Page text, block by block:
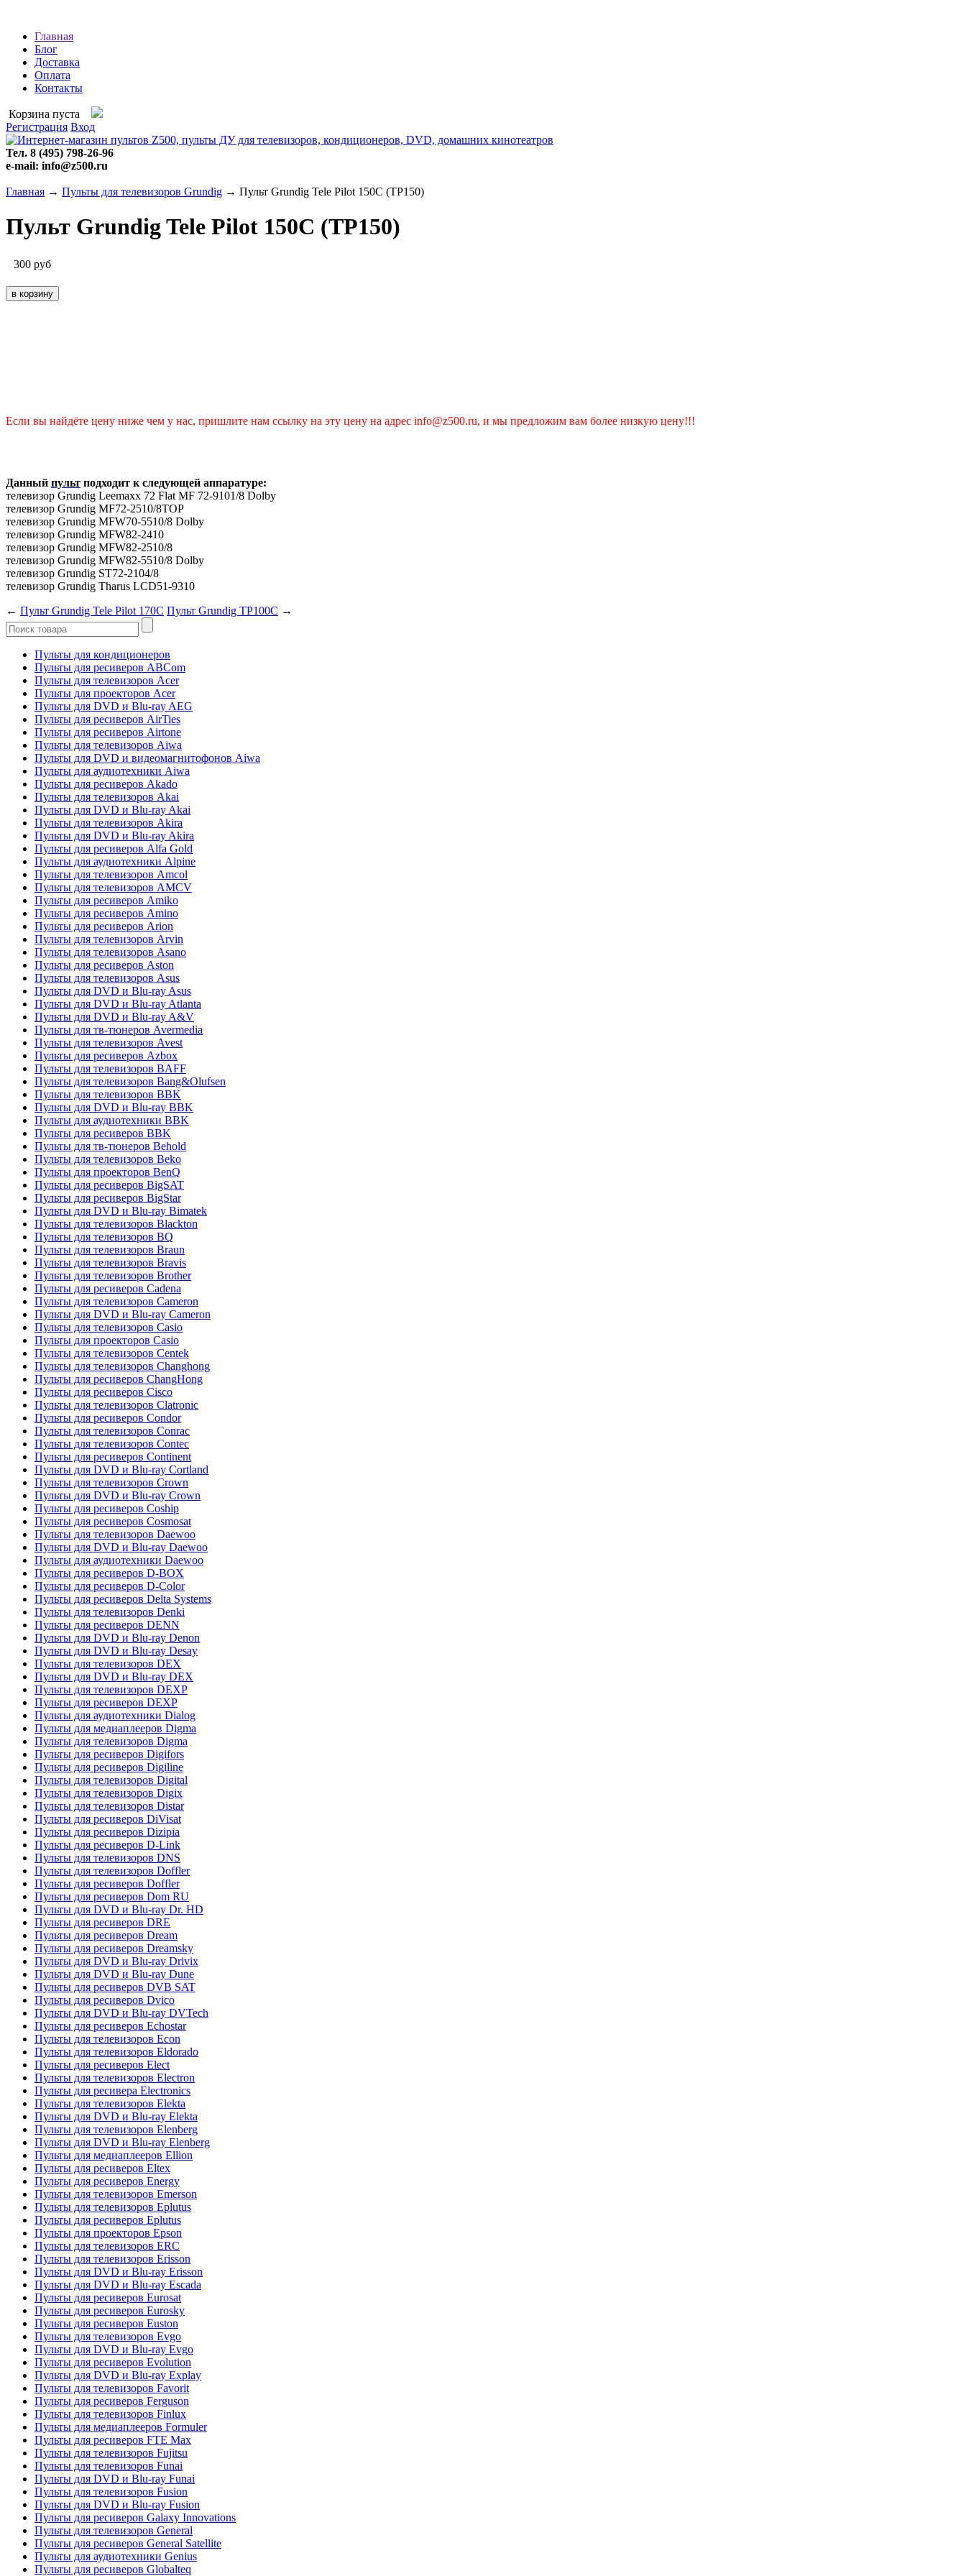
Главная
Блог
Доставка
Оплата
Контакты
Корзина пуста
Регистрация Вход
Тел. 8 (495) 798-26-96
e-mail: info@z500.ru
Главная → Пульты для телевизоров Grundig → Пульт Grundig Tele Pilot 150C (TP150)
Пульт Grundig Tele Pilot 150C (TP150)
300 руб
Если вы найдёте цену ниже чем у нас, пришлите нам ссылку на эту цену на адрес info@z500.ru, и мы предложим вам более низкую цену!!!
Данный пульт подходит к следующей аппаратуре:
телевизор Grundig Leemaxx 72 Flat MF 72-9101/8 Dolby
телевизор Grundig MF72-2510/8TOP
телевизор Grundig MFW70-5510/8 Dolby
телевизор Grundig MFW82-2410
телевизор Grundig MFW82-2510/8
телевизор Grundig MFW82-5510/8 Dolby
телевизор Grundig ST72-2104/8
телевизор Grundig Tharus LCD51-9310
← Пульт Grundig Tele Pilot 170C Пульт Grundig TP100C →
Пульты для кондиционеров
Пульты для ресиверов ABCom
Пульты для телевизоров Acer
Пульты для проекторов Acer
Пульты для DVD и Blu-ray AEG
Пульты для ресиверов AirTies
Пульты для ресиверов Airtone
Пульты для телевизоров Aiwa
Пульты для DVD и видеомагнитофонов Aiwa
Пульты для аудиотехники Aiwa
Пульты для ресиверов Akado
Пульты для телевизоров Akai
Пульты для DVD и Blu-ray Akai
Пульты для телевизоров Akira
Пульты для DVD и Blu-ray Akira
Пульты для ресиверов Alfa Gold
Пульты для аудиотехники Alpine
Пульты для телевизоров Amcol
Пульты для телевизоров AMCV
Пульты для ресиверов Amiko
Пульты для ресиверов Amino
Пульты для ресиверов Arion
Пульты для телевизоров Arvin
Пульты для телевизоров Asano
Пульты для ресиверов Aston
Пульты для телевизоров Asus
Пульты для DVD и Blu-ray Asus
Пульты для DVD и Blu-ray Atlanta
Пульты для DVD и Blu-ray A&V
Пульты для тв-тюнеров Avermedia
Пульты для телевизоров Avest
Пульты для ресиверов Azbox
Пульты для телевизоров BAFF
Пульты для телевизоров Bang&Olufsen
Пульты для телевизоров BBK
Пульты для DVD и Blu-ray BBK
Пульты для аудиотехники BBK
Пульты для ресиверов BBK
Пульты для тв-тюнеров Behold
Пульты для телевизоров Beko
Пульты для проекторов BenQ
Пульты для ресиверов BigSAT
Пульты для ресиверов BigStar
Пульты для DVD и Blu-ray Bimatek
Пульты для телевизоров Blackton
Пульты для телевизоров BQ
Пульты для телевизоров Braun
Пульты для телевизоров Bravis
Пульты для телевизоров Brother
Пульты для ресиверов Cadena
Пульты для телевизоров Cameron
Пульты для DVD и Blu-ray Cameron
Пульты для телевизоров Casio
Пульты для проекторов Casio
Пульты для телевизоров Centek
Пульты для телевизоров Changhong
Пульты для ресиверов ChangHong
Пульты для ресиверов Cisco
Пульты для телевизоров Clatronic
Пульты для ресиверов Condor
Пульты для телевизоров Conrac
Пульты для телевизоров Contec
Пульты для ресиверов Continent
Пульты для DVD и Blu-ray Cortland
Пульты для телевизоров Crown
Пульты для DVD и Blu-ray Crown
Пульты для ресиверов Coship
Пульты для ресиверов Cosmosat
Пульты для телевизоров Daewoo
Пульты для DVD и Blu-ray Daewoo
Пульты для аудиотехники Daewoo
Пульты для ресиверов D-BOX
Пульты для ресиверов D-Color
Пульты для ресиверов Delta Systems
Пульты для телевизоров Denki
Пульты для ресиверов DENN
Пульты для DVD и Blu-ray Denon
Пульты для DVD и Blu-ray Desay
Пульты для телевизоров DEX
Пульты для DVD и Blu-ray DEX
Пульты для телевизоров DEXP
Пульты для ресиверов DEXP
Пульты для аудиотехники Dialog
Пульты для медиаплееров Digma
Пульты для телевизоров Digma
Пульты для ресиверов Digifors
Пульты для ресиверов Digiline
Пульты для телевизоров Digital
Пульты для телевизоров Digix
Пульты для телевизоров Distar
Пульты для ресиверов DiVisat
Пульты для ресиверов Dizipia
Пульты для ресиверов D-Link
Пульты для телевизоров DNS
Пульты для телевизоров Doffler
Пульты для ресиверов Doffler
Пульты для ресиверов Dom RU
Пульты для DVD и Blu-ray Dr. HD
Пульты для ресиверов DRE
Пульты для ресиверов Dream
Пульты для ресиверов Dreamsky
Пульты для DVD и Blu-ray Drivix
Пульты для DVD и Blu-ray Dune
Пульты для ресиверов DVB SAT
Пульты для ресиверов Dvico
Пульты для DVD и Blu-ray DVTech
Пульты для ресиверов Echostar
Пульты для телевизоров Econ
Пульты для телевизоров Eldorado
Пульты для ресиверов Elect
Пульты для телевизоров Electron
Пульты для ресивера Electronics
Пульты для телевизоров Elekta
Пульты для DVD и Blu-ray Elekta
Пульты для телевизоров Elenberg
Пульты для DVD и Blu-ray Elenberg
Пульты для медиаплееров Ellion
Пульты для ресиверов Eltex
Пульты для ресиверов Energy
Пульты для телевизоров Emerson
Пульты для телевизоров Eplutus
Пульты для ресиверов Eplutus
Пульты для проекторов Epson
Пульты для телевизоров ERC
Пульты для телевизоров Erisson
Пульты для DVD и Blu-ray Erisson
Пульты для DVD и Blu-ray Escada
Пульты для ресиверов Eurosat
Пульты для ресиверов Eurosky
Пульты для ресиверов Euston
Пульты для телевизоров Evgo
Пульты для DVD и Blu-ray Evgo
Пульты для ресиверов Evolution
Пульты для DVD и Blu-ray Explay
Пульты для телевизоров Favorit
Пульты для ресиверов Ferguson
Пульты для телевизоров Finlux
Пульты для медиаплееров Formuler
Пульты для ресиверов FTE Max
Пульты для телевизоров Fujitsu
Пульты для телевизоров Funai
Пульты для DVD и Blu-ray Funai
Пульты для телевизоров Fusion
Пульты для DVD и Blu-ray Fusion
Пульты для ресиверов Galaxy Innovations
Пульты для телевизоров General
Пульты для ресиверов General Satellite
Пульты для аудиотехники Genius
Пульты для ресиверов Globalteq